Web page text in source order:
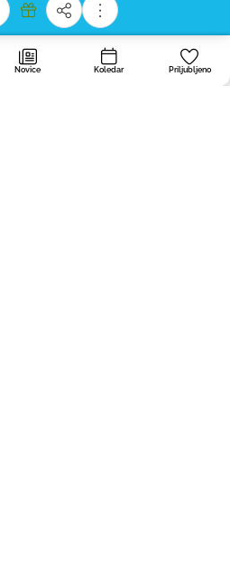
Novice Koledar Priljubljeno
Zavrni